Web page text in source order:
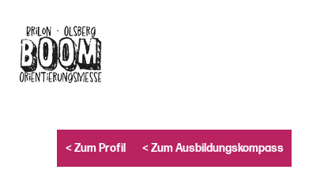
content
< Zum Profil < Zum Ausbildungskompass